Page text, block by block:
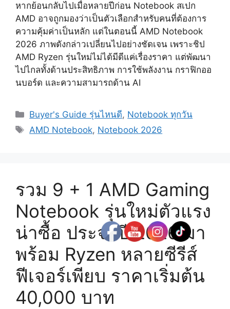
หากย้อนกลับไปเมื่อหลายปีก่อน Notebook สเปก
AMD อาจถูกมองว่าเป็นตัวเลือกสำหรับคนที่ต้องการ
ความคุ้มค่าเป็นหลัก แต่ในตอนนี้ AMD Notebook
2026 ภาพดังกล่าวเปลี่ยนไปอย่างชัดเจน เพราะชิป
AMD Ryzen รุ่นใหม่ไม่ได้มีดีแค่เรื่องราคา แต่พัฒนา
ไปไกลทั้งด้านประสิทธิภาพ การใช้พลังงาน กราฟิกออ
นบอร์ด และความสามารถด้าน AI
Categories
Buyer's Guide รุ่นไหนดี, Notebook ทุกวัน
Tags
AMD Notebook, Notebook 2026
รวม 9 + 1 AMD Gaming
Notebook รุ่นใหม่ตัวแรง
น่าซื้อ ประจำปี 2026 มา
พร้อม Ryzen หลายซีรีส์
ฟีเจอร์เพียบ ราคาเริ่มต้น
40,000 บาท